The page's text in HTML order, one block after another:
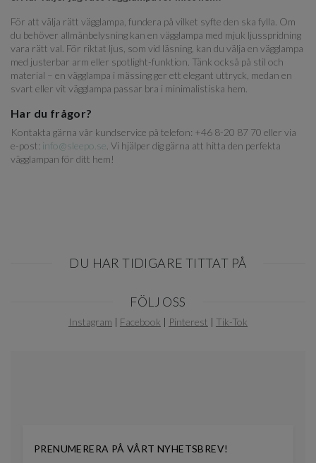
För att välja rätt vägglampa, fundera på vilket syfte den ska fylla. Om
du behöver allmänbelysning kan en vägglampa med mjuk ljusspridning
vara rätt val. För riktat ljus, som vid läsning, kan du välja en vägglampa
med justerbar arm eller spotlight-funktion. Tänk också på stil och
material – en vägglampa i mässing ger ett elegant uttryck, medan en
svart eller vit vägglampa passar bra i minimalistiska hem.
Har du frågor?
Kontakta gärna vår kundservice på telefon: +46 8-20 87 70 eller via
e-post: info@sleepo.se . Vi hjälper dig gärna att hitta den perfekta
vägglampan för ditt hem!
DU HAR TIDIGARE TITTAT PÅ
FÖLJ OSS
Instagram | Facebook | Pinterest | Tik-Tok
PRENUMERERA PÅ VÅRT NYHETSBREV!